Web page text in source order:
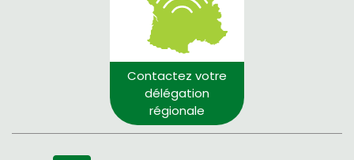
Contactez votre
délégation
régionale